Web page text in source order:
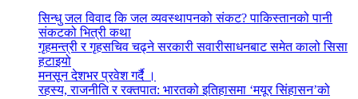
सिन्धु जल विवाद कि जल व्यवस्थापनको संकट? पाकिस्तानको पानी
संकटको भित्री कथा
गृहमन्त्री र गृहसचिव चढ्ने सरकारी सवारीसाधनबाट समेत कालो सिसा
हटाइयो
मनसून देशभर प्रवेश गर्दै ।
रहस्य, राजनीति र रक्तपात: भारतको इतिहासमा ‘मयूर सिंहासन’को